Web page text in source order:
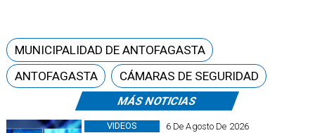
MÁS NOTICIAS
6 De Agosto De 2026
VIDEOS
MUNICIPALIDAD DE ANTOFAGASTA
ANTOFAGASTA
CÁMARAS DE SEGURIDAD